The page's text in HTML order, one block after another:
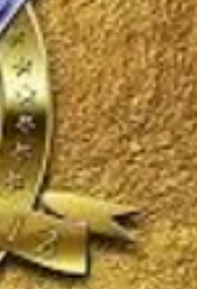
What You Preach:
What You Preach
Nation
Life
Is Coming
In Contempt
Effect
Of Omission
(Coming Back To You)
Fusion